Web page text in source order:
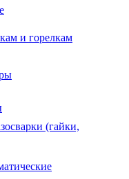
и горелкам
(гайки,